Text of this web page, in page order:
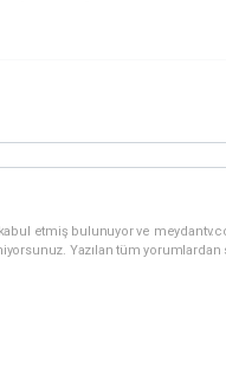
etmiş bulunuyor ve
Yazılan tüm